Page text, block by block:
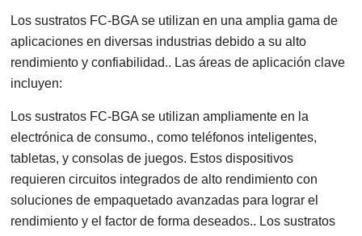
Los sustratos FC-BGA se utilizan en una amplia gama de
aplicaciones en diversas industrias debido a su alto
rendimiento y confiabilidad.. Las áreas de aplicación clave
incluyen:
Los sustratos FC-BGA se utilizan ampliamente en la
electrónica de consumo., como teléfonos inteligentes,
tabletas, y consolas de juegos. Estos dispositivos
requieren circuitos integrados de alto rendimiento con
soluciones de empaquetado avanzadas para lograr el
rendimiento y el factor de forma deseados.. Los sustratos